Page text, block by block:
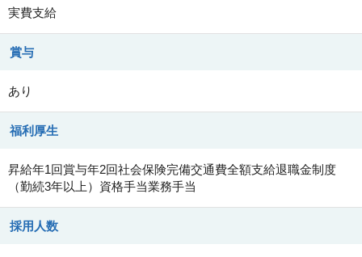
実費支給
賞与
あり
福利厚生
昇給年1回賞与年2回社会保険完備交通費全額支給退職金制度
（勤続3年以上）資格手当業務手当
採用人数